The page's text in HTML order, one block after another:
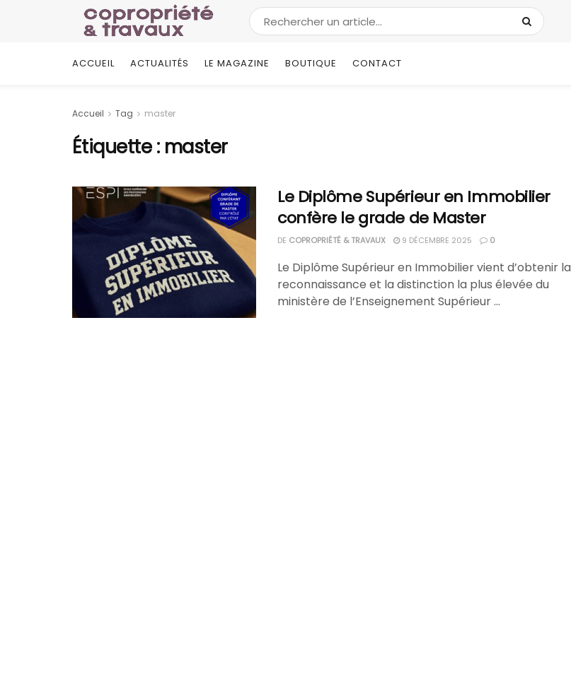
ACCUEIL ACTUALITÉS LE MAGAZINE BOUTIQUE CONTACT
Accueil Tag master
Étiquette : master
Le Diplôme Supérieur en Immobilier
confère le grade de Master
DE COPROPRIÉTÉ & TRAVAUX 9 DÉCEMBRE 2025 0
Le Diplôme Supérieur en Immobilier vient d’obtenir la
reconnaissance et la distinction la plus élevée du
ministère de l’Enseignement Supérieur ...